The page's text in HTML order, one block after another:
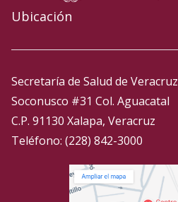
Ubicación
Secretaría de Salud de Veracruz
Soconusco #31 Col. Aguacatal
C.P. 91130 Xalapa, Veracruz
Teléfono: (228) 842-3000